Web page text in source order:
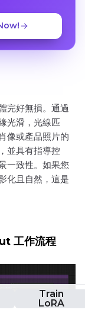
Train
LoRA
完好無損。通過
光滑，光線匹
像或產品照片的
並具有指導控
一致性。如果您
化且自然，這是
工作流程